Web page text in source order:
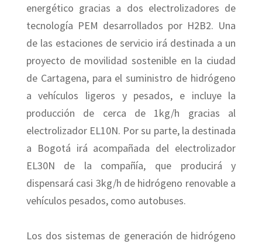
energético gracias a dos electrolizadores de
tecnología PEM desarrollados por H2B2. Una
de las estaciones de servicio irá destinada a un
proyecto de movilidad sostenible en la ciudad
de Cartagena, para el suministro de hidrógeno
a vehículos ligeros y pesados, e incluye la
producción de cerca de 1kg/h gracias al
electrolizador EL10N. Por su parte, la destinada
a Bogotá irá acompañada del electrolizador
EL30N de la compañía, que producirá y
dispensará casi 3kg/h de hidrógeno renovable a
vehículos pesados, como autobuses.
Los dos sistemas de generación de hidrógeno